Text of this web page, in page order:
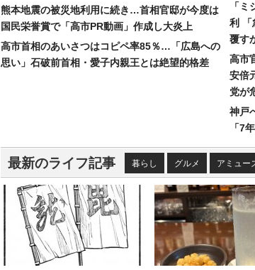
熊本地震の被災地利用に続き…首相官邸が今度は
国民栄誉賞で「高市PR動画」作成し大炎上
高市首相のあいさつはコピペ率85％…「広島への
思い」石破前首相・愛子内親王とは絶望的格差
「
利 「
覆す
高市
安倍
党が
神戸
「7
最新のライフ記事 暮らし グルメ アミュー